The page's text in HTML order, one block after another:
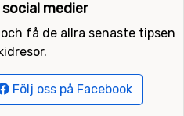
medier
få de allra senaste tipsen
Följ oss på Facebook